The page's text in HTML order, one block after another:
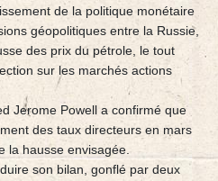
de la politique monétaire
géopolitiques entre la Russie,
des prix du pétrole, le tout
sur les marchés actions
Jerome Powell a confirmé que
des taux directeurs en mars
la hausse envisagée.
son bilan, gonflé par deux